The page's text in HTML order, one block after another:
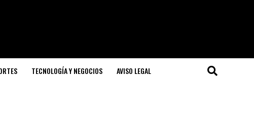
TECNOLOGÍA Y NEGOCIOS AVISO LEGAL